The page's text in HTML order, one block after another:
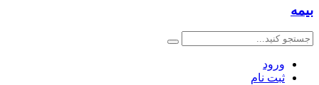
بیمه
ورود
ثبت نام